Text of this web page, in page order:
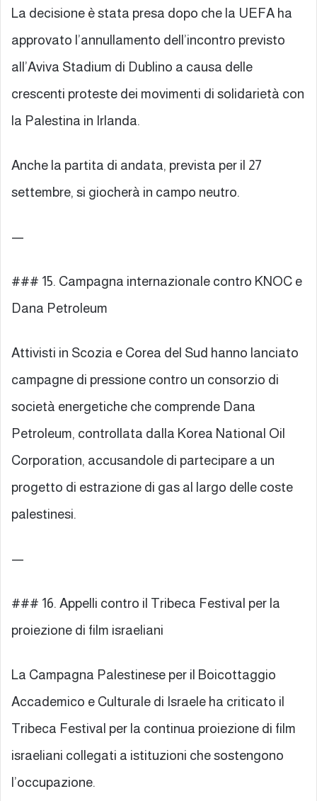
La decisione è stata presa dopo che la UEFA ha
approvato l’annullamento dell’incontro previsto
all’Aviva Stadium di Dublino a causa delle
crescenti proteste dei movimenti di solidarietà con
la Palestina in Irlanda.
Anche la partita di andata, prevista per il 27
settembre, si giocherà in campo neutro.
—
### 15. Campagna internazionale contro KNOC e
Dana Petroleum
Attivisti in Scozia e Corea del Sud hanno lanciato
campagne di pressione contro un consorzio di
società energetiche che comprende Dana
Petroleum, controllata dalla Korea National Oil
Corporation, accusandole di partecipare a un
progetto di estrazione di gas al largo delle coste
palestinesi.
—
### 16. Appelli contro il Tribeca Festival per la
proiezione di film israeliani
La Campagna Palestinese per il Boicottaggio
Accademico e Culturale di Israele ha criticato il
Tribeca Festival per la continua proiezione di film
israeliani collegati a istituzioni che sostengono
l’occupazione.